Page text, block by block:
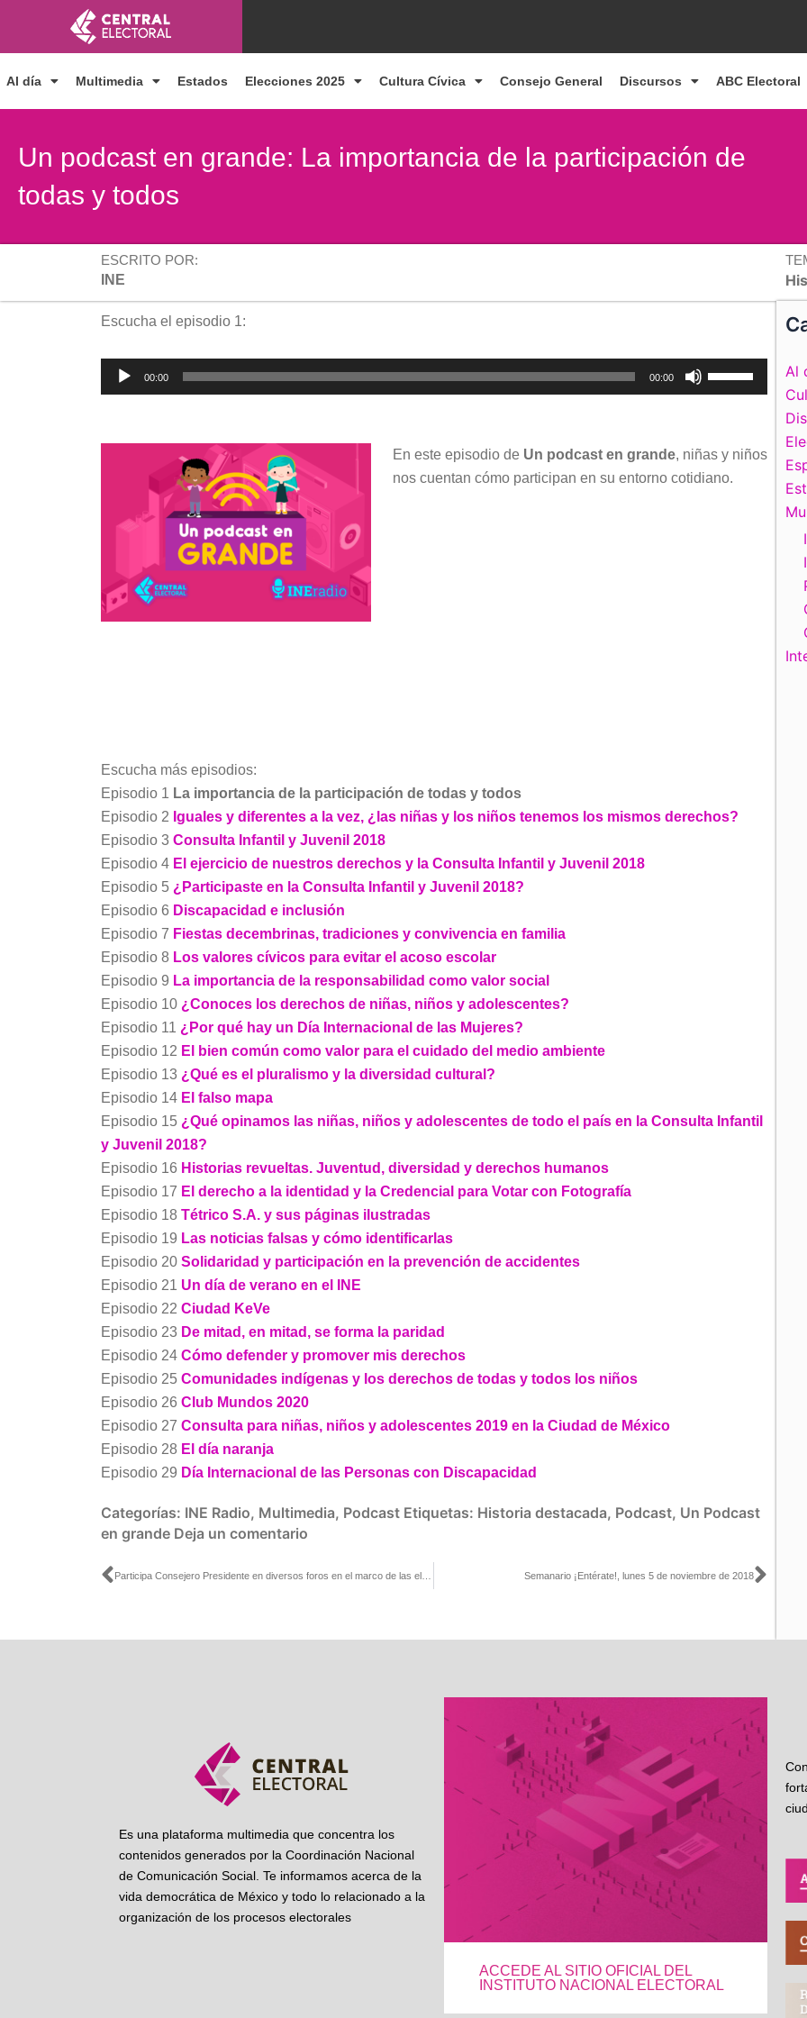
contenido
Al día Multimedia Estados Elecciones 2025 Cultura Cívica Consejo General Discursos ABC Electoral
Un podcast en grande: La importancia de la participación de
todas y todos
ESCRITO POR:
INE
Escucha el episodio 1:
Reproductor
de
00:00 00:00
las
flecha
arriba/abajo
En este episodio de Un podcast en grande, niñas y niños
nos cuentan cómo participan en su entorno cotidiano.
Escucha más episodios:
Episodio 1 La importancia de la participación de todas y todos
Episodio 2 Iguales y diferentes a la vez, ¿las niñas y los niños tenemos los mismos derechos?
Episodio 3 Consulta Infantil y Juvenil 2018
Episodio 4 El ejercicio de nuestros derechos y la Consulta Infantil y Juvenil 2018
Episodio 5 ¿Participaste en la Consulta Infantil y Juvenil 2018?
Episodio 6 Discapacidad e inclusión
Episodio 7 Fiestas decembrinas, tradiciones y convivencia en familia
Episodio 8 Los valores cívicos para evitar el acoso escolar
Episodio 9 La importancia de la responsabilidad como valor social
Episodio 10 ¿Conoces los derechos de niñas, niños y adolescentes?
Episodio 11 ¿Por qué hay un Día Internacional de las Mujeres?
Episodio 12 El bien común como valor para el cuidado del medio ambiente
Episodio 13 ¿Qué es el pluralismo y la diversidad cultural?
Episodio 14 El falso mapa
Episodio 15 ¿Qué opinamos las niñas, niños y adolescentes de todo el país en la Consulta Infantil
y Juvenil 2018?
Episodio 16 Historias revueltas. Juventud, diversidad y derechos humanos
Episodio 17 El derecho a la identidad y la Credencial para Votar con Fotografía
Episodio 18 Tétrico S.A. y sus páginas ilustradas
Episodio 19 Las noticias falsas y cómo identificarlas
Episodio 20 Solidaridad y participación en la prevención de accidentes
Episodio 21 Un día de verano en el INE
Episodio 22 Ciudad KeVe
Episodio 23 De mitad, en mitad, se forma la paridad
Episodio 24 Cómo defender y promover mis derechos
Episodio 25 Comunidades indígenas y los derechos de todas y todos los niños
Episodio 26 Club Mundos 2020
Episodio 27 Consulta para niñas, niños y adolescentes 2019 en la Ciudad de México
Episodio 28 El día naranja
Episodio 29 Día Internacional de las Personas con Discapacidad
Categorías: INE Radio, Multimedia, Podcast Etiquetas: Historia destacada, Podcast, Un Podcast
en grande Deja un comentario
Ant Semanario ¡Entérate!, lunes 5 de noviembre de 2018
Al
Es una plataforma multimedia que concentra los
contenidos generados por la Coordinación Nacional
de Comunicación Social. Te informamos acerca de la
vida democrática de México y todo lo relacionado a la
organización de los procesos electorales
ACCEDE AL SITIO OFICIAL DEL
INSTITUTO NACIONAL ELECTORAL